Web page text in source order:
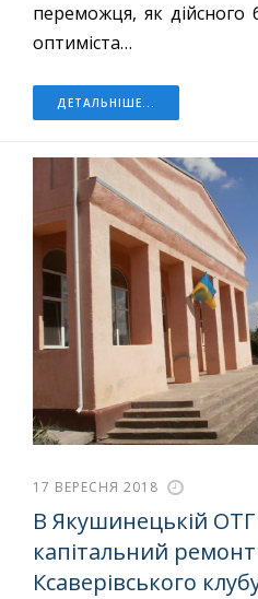
переможця, як дійсного
оптиміста…
ДЕТАЛЬНІШЕ...
17 ВЕРЕСНЯ 2018
В Якушинецькій
капітальний
Ксаверівського